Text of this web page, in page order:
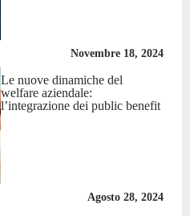
Novembre 18, 2024
Le nuove dinamiche del
welfare aziendale:
l’integrazione dei public benefit
Agosto 28, 2024